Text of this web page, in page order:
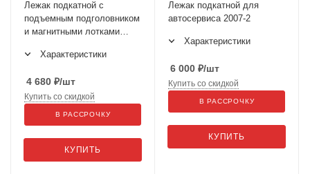
Лежак подкатной с
подъемным подголовником
и магнитными лотками
Характеристики
4 680 ₽/шт
КУПИТЬ
Купить со скидкой
В РАССРОЧКУ
Лежак подкатной для
автосервиса 2007-2
Характеристики
6 000 ₽/шт
КУПИТЬ
Купить со скидкой
В РАССРОЧКУ